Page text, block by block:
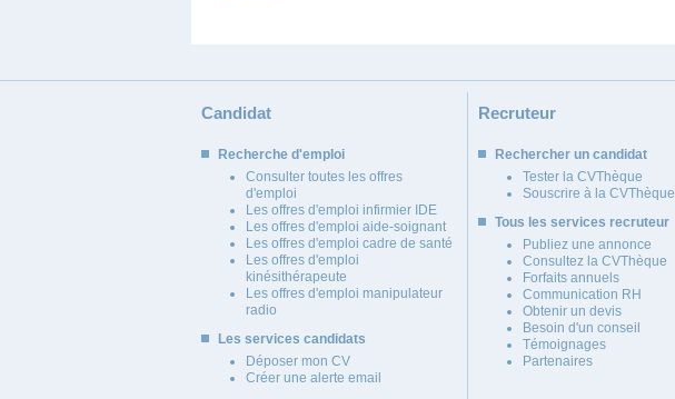
Candidat
Recherche d'emploi
Consulter toutes les offres
d'emploi
Les offres d'emploi infirmier IDE
Les offres d'emploi aide-soignant
Les offres d'emploi cadre de santé
Les offres d'emploi
kinésithérapeute
Les offres d'emploi manipulateur
radio
Les services candidats
Déposer mon CV
Créer une alerte email
Recruteur
Rechercher un candidat
Tester la CVThèque
Souscrire à la CVThèque
Tous les services recruteur
Publiez une annonce
Consultez la CVThèque
Forfaits annuels
Communication RH
Obtenir un devis
Besoin d'un conseil
Témoignages
Partenaires